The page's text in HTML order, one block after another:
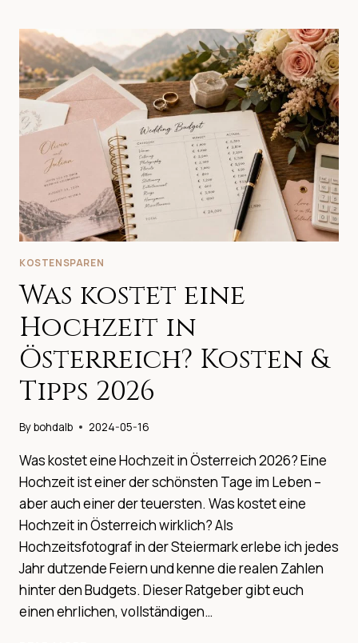
HOCHZEITSFOTOGRAF
IN
OÖ
LINZ?
PREISGUIDE
2026
KOSTENSPAREN
Was kostet eine
Hochzeit in
Österreich? Kosten &
Tipps 2026
Bybohdalb 2024-05-16
Was kostet eine Hochzeit in Österreich 2026? Eine
Hochzeit ist einer der schönsten Tage im Leben –
aber auch einer der teuersten. Was kostet eine
Hochzeit in Österreich wirklich? Als
Hochzeitsfotograf in der Steiermark erlebe ich jedes
Jahr dutzende Feiern und kenne die realen Zahlen
hinter den Budgets. Dieser Ratgeber gibt euch
einen ehrlichen, vollständigen…